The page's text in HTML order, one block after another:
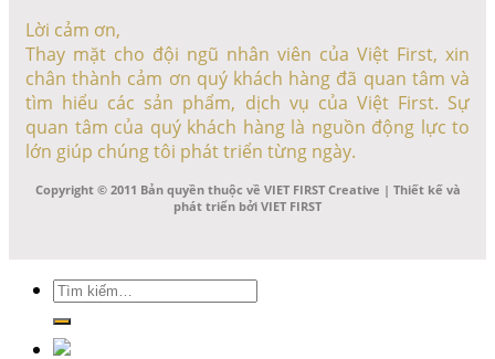
Lời cảm ơn,
Thay mặt cho đội ngũ nhân viên của Việt First, xin
chân thành cảm ơn quý khách hàng đã quan tâm và
tìm hiểu các sản phẩm, dịch vụ của Việt First. Sự
quan tâm của quý khách hàng là nguồn động lực to
lớn giúp chúng tôi phát triển từng ngày.
Copyright © 2011 Bản quyền thuộc về VIET FIRST Creative | Thiết kế và
phát triển bởi VIET FIRST
Tìm
kiếm: